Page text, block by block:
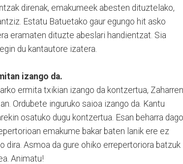
direnak, emakumeek abesten dituztelako,
Estatu Batuetako gaur egungo hit asko
eramaten dituzte abeslari handientzat. Sia
du kantautore izatera.
izango da.
ermita txikian izango da kontzertua, Zaharren
Ordubete inguruko saioa izango da. Kantu
osatuko dugu kontzertua. Esan beharra dago
emakume bakar baten lanik ere ez
dira. Asmoa da gure ohiko errepertoriora batzuk
Animatu!